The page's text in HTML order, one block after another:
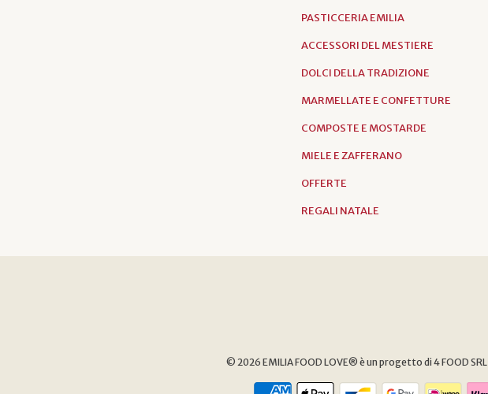
PASTICCERIA EMILIA
ACCESSORI DEL MESTIERE
DOLCI DELLA TRADIZIONE
MARMELLATE E CONFETTURE
COMPOSTE E MOSTARDE
MIELE E ZAFFERANO
OFFERTE
REGALI NATALE
© 2026 EMILIA FOOD LOVE® è un progetto di 4 FOOD SRL